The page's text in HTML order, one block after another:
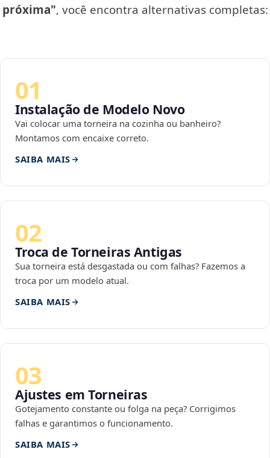
próxima", você encontra alternativas completas:
01
Instalação de Modelo Novo
Vai colocar uma torneira na cozinha ou banheiro?
Montamos com encaixe correto.
SAIBA MAIS
02
Troca de Torneiras Antigas
Sua torneira está desgastada ou com falhas? Fazemos a
troca por um modelo atual.
SAIBA MAIS
03
Ajustes em Torneiras
Gotejamento constante ou folga na peça? Corrigimos
falhas e garantimos o funcionamento.
SAIBA MAIS